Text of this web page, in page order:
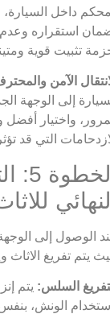
داخل السيارة،
استقراره وعدم
تثبيت قوية
الآمن
إلى الوجهة
واختيار أفضل
التي قد
الوصول إلى الوجهة
يتم تفريغ الاثاث
السلس: يتم
الونش، بنفس